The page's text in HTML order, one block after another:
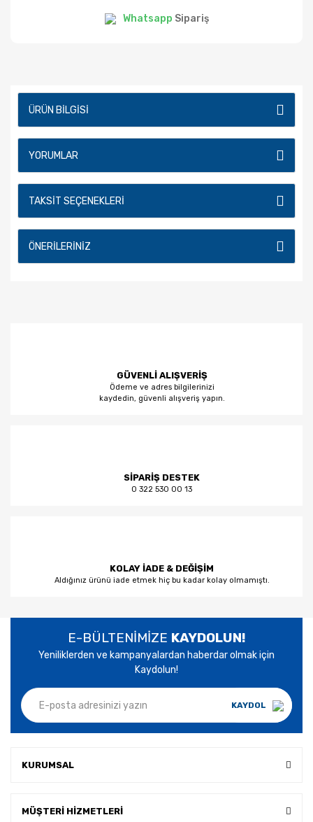
Whatsapp Sipariş
ÜRÜN BILGISI
YORUMLAR
TAKSIT SEÇENEKLERI
ÖNERILERINIZ
GÜVENLİ ALIŞVERİŞ
Ödeme ve adres bilgilerinizi
kaydedin, güvenli alışveriş yapın.
SİPARİŞ DESTEK
0 322 530 00 13
KOLAY İADE & DEĞİŞİM
Aldığınız ürünü iade etmek hiç bu kadar kolay olmamıştı.
E-BÜLTENİMİZE KAYDOLUN!
Yeniliklerden ve kampanyalardan haberdar olmak için
Kaydolun!
KAYDOL
KURUMSAL
MÜŞTERİ HİZMETLERİ